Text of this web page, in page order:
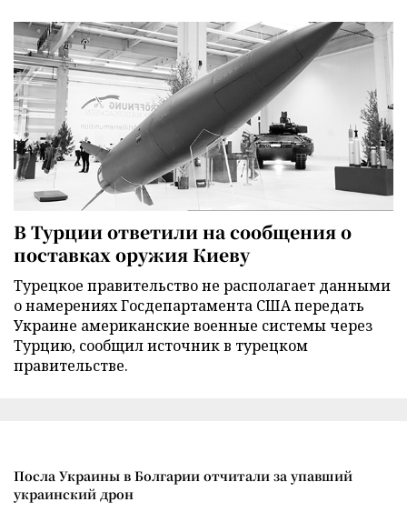
В Турции ответили на сообщения о
поставках оружия Киеву
Турецкое правительство не располагает данными
о намерениях Госдепартамента США передать
Украине американские военные системы через
Турцию, сообщил источник в турецком
правительстве.
Посла Украины в Болгарии отчитали за упавший
украинский дрон